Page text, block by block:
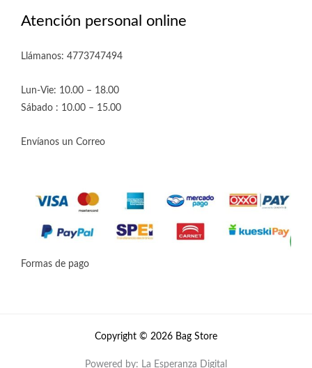
Atención personal online
Llámanos: 4773747494
Lun-Vie: 10.00 – 18.00
Sábado : 10.00 – 15.00
Envíanos un Correo
Formas de pago
Copyright © 2026 Bag Store
Powered by: La Esperanza Digital